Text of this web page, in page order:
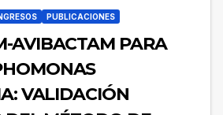
PUBLICACIONES
AVIBACTAM PARA
VALIDACIÓN